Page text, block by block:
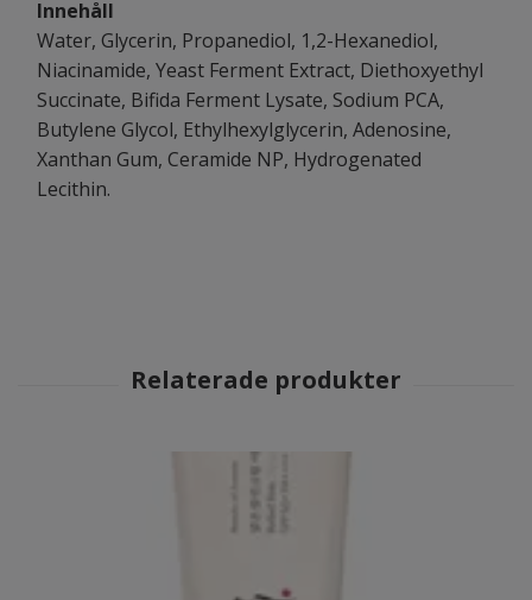
Innehåll
Water, Glycerin, Propanediol, 1,2-Hexanediol,
Niacinamide, Yeast Ferment Extract, Diethoxyethyl
Succinate, Bifida Ferment Lysate, Sodium PCA,
Butylene Glycol, Ethylhexylglycerin, Adenosine,
Xanthan Gum, Ceramide NP, Hydrogenated
Lecithin.